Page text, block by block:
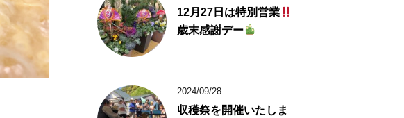
12月27日は特別営業
歳末感謝デー
2024/09/28
収穫祭を開催いたしま